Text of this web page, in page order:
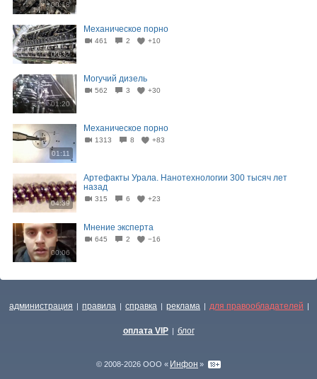
00:18
00:32
Механическое порно
461 2 +10
01:20
Могучий дизель
562 3 +30
01:11
Механическое порно
1313 8 +83
04:39
Артефакты Урала. Нанотехнологии 300 тысяч лет
назад
315 6 +23
00:06
Мнение эксперта
645 2 −16
администрация | правила | справка | реклама | для правообладателей |
оплата VIP | блог
© 2008-2026 ООО « Инфон »